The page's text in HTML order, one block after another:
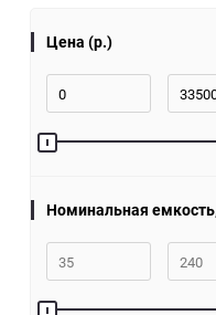
Цена (р.)
Номинальная